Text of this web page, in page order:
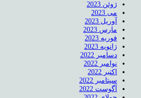
ژوئن 2023
می 2023
آوریل 2023
مارس 2023
فوریه 2023
ژانویه 2023
دسامبر 2022
نوامبر 2022
اکتبر 2022
سپتامبر 2022
آگوست 2022